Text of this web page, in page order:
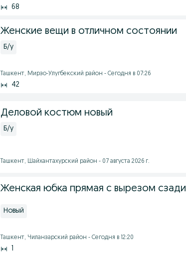
68
Женские вещи в отличном состоянии
Б/у
Ташкент, Мирзо-Улугбекский район - Сегодня в 07:26
42
Деловой костюм новый
Б/у
Ташкент, Шайхантахурский район - 07 августа 2026 г.
Женская юбка прямая с вырезом сзади
Новый
Ташкент, Чиланзарский район - Сегодня в 12:20
1